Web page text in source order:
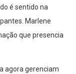
é sentido na
Marlene
que presencia
agora gerenciam